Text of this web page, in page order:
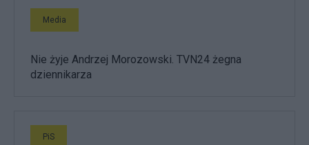
Media
Nie żyje Andrzej Morozowski. TVN24 żegna
dziennikarza
PiS